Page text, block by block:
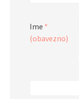
Ime *
(obavezno)